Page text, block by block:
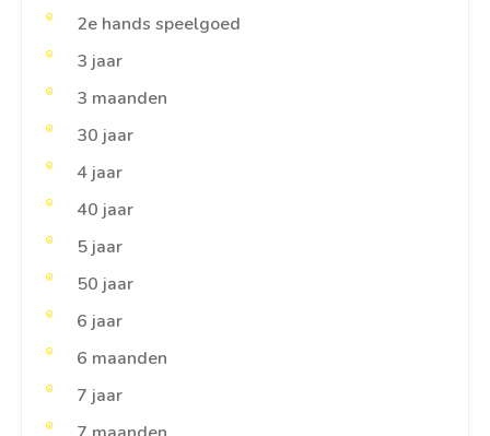
2e hands speelgoed
3 jaar
3 maanden
30 jaar
4 jaar
40 jaar
5 jaar
50 jaar
6 jaar
6 maanden
7 jaar